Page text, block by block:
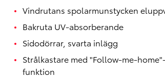
Vindrutans spolarmunstycken
Bakruta UV-absorberande
Sidodörrar, svarta inlägg
Strålkastare med "Follow-me-
funktion